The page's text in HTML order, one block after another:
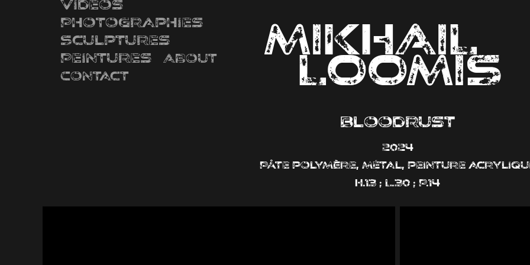
Videos
Photographies
Sculptures
Peintures
About
Contact
MIKHAIL
LOOMIS
Bloodrust
2024
Pâte polymère, métal, peinture
H.13 ; L.30 ; P.14